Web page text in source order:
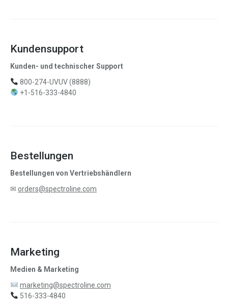
Kundensupport
Kunden- und technischer Support
800-274-UVUV (8888)
+1-516-333-4840
Bestellungen
Bestellungen von Vertriebshändlern
✉ orders@spectroline.com
Marketing
Medien & Marketing
marketing@spectroline.com
516-333-4840